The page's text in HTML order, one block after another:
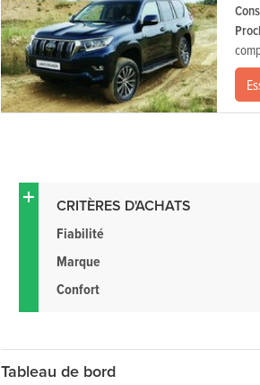
CRITÈRES D'ACHATS
Fiabilité
Marque
Confort
Tableau de bord